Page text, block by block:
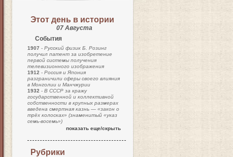
Этот день в истории
07 Августа
События
1907 - Русский физик Б. Розинг
получил патент за изобретение
первой системы получения
телевизионного изображения
1912 - Россия и Япония
разграничили сферы своего влияния
в Монголии и Манчжурии
1932 - В СССР за кражу
государственной и коллективной
собственности в крупных размерах
введена смертная казнь — «закон о
трёх колосках» (знаменитый «указ
семь-восемь»)
показать еще/скрыть
Рубрики